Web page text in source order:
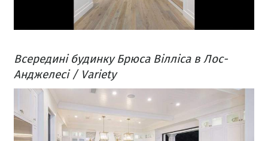
Всередині будинку Брюса Вілліса в Лос-
Анджелесі / Variety